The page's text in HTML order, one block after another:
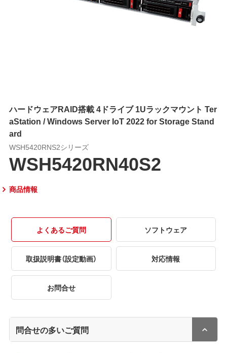
ハードウェアRAID搭載 4ドライブ 1Uラックマウント Ter
aStation / Windows Server IoT 2022 for Storage Stand
ard
WSH5420RNS2シリーズ
WSH5420RN40S2
商品情報
よくあるご質問 ソフトウェア
取扱説明書（設定動画） 対応情報
お問合せ
問合せの多いご質問